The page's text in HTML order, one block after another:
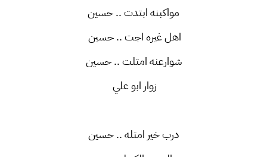
مواكبنه ابتدت .. حسين
اهل غيره اجت .. حسين
شوارعنه امتلت .. حسين
زوار ابو علي
درب خير امتله .. حسين